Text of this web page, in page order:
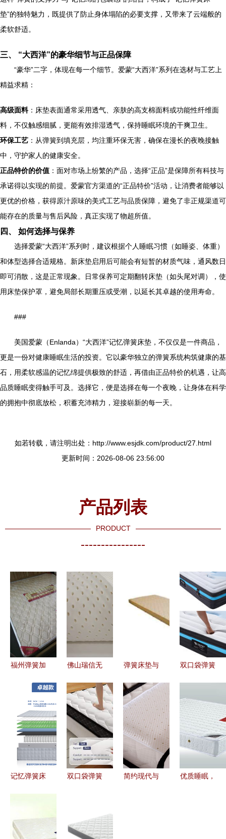
垫”的独特魅力，既提供了防止身体塌陷的必要支撑，又带来了云端般的
柔软舒适。
三、 “大西洋”的豪华细节与正品保障
“豪华”二字，体现在每一个细节。爱蒙“大西洋”系列在选材与工艺上
精益求精：
高级面料：床垫表面通常采用透气、亲肤的高支棉面料或功能性纤维面
料，不仅触感细腻，更能有效排湿透气，保持睡眠环境的干爽卫生。
环保工艺 ：从弹簧到填充层，均注重环保无害，确保在漫长的夜晚接触
中，守护家人的健康安全。
正品特价的价值 ：面对市场上纷繁的产品，选择“正品”是保障所有科技与
承诺得以实现的前提。爱蒙官方渠道的“正品特价”活动，让消费者能够以
更优的价格，获得原汁原味的美式工艺与品质保障，避免了非正规渠道可
能存在的质量与售后风险，真正实现了物超所值。
四、 如何选择与保养
选择爱蒙“大西洋”系列时，建议根据个人睡眠习惯（如睡姿、体重）
和体型选择合适规格。新床垫启用后可能会有短暂的材质气味，通风数日
即可消散，这是正常现象。日常保养可定期翻转床垫（如头尾对调），使
用床垫保护罩，避免局部长期重压或受潮，以延长其卓越的使用寿命。
###
美国爱蒙（Enlanda）“大西洋”记忆弹簧床垫，不仅仅是一件商品，
更是一份对健康睡眠生活的投资。它以豪华独立的弹簧系统构筑健康的基
石，用柔软感温的记忆绵提供极致的舒适，再借由正品特价的机遇，让高
品质睡眠变得触手可及。选择它，便是选择在每一个夜晚，让身体在科学
的拥抱中彻底放松，积蓄充沛精力，迎接崭新的每一天。
如若转载，请注明出处：http://www.esjdk.com/product/27.html
更新时间：2026-08-06 23:56:00
产品列表
PRODUCT
----------------
福州弹簧加
经济与质量
双赢之选
佛山瑞信无
弹簧床垫的
核心伙伴与
产业链接桥
弹簧床垫与
垫 舒适与
支撑的完美
融合
双口袋弹簧
结合 睡眠
品质的革命
记忆弹簧床
计与优劣分
双口袋弹簧
创新睡眠科
技的卓越之
简约现代与
优质睡眠，